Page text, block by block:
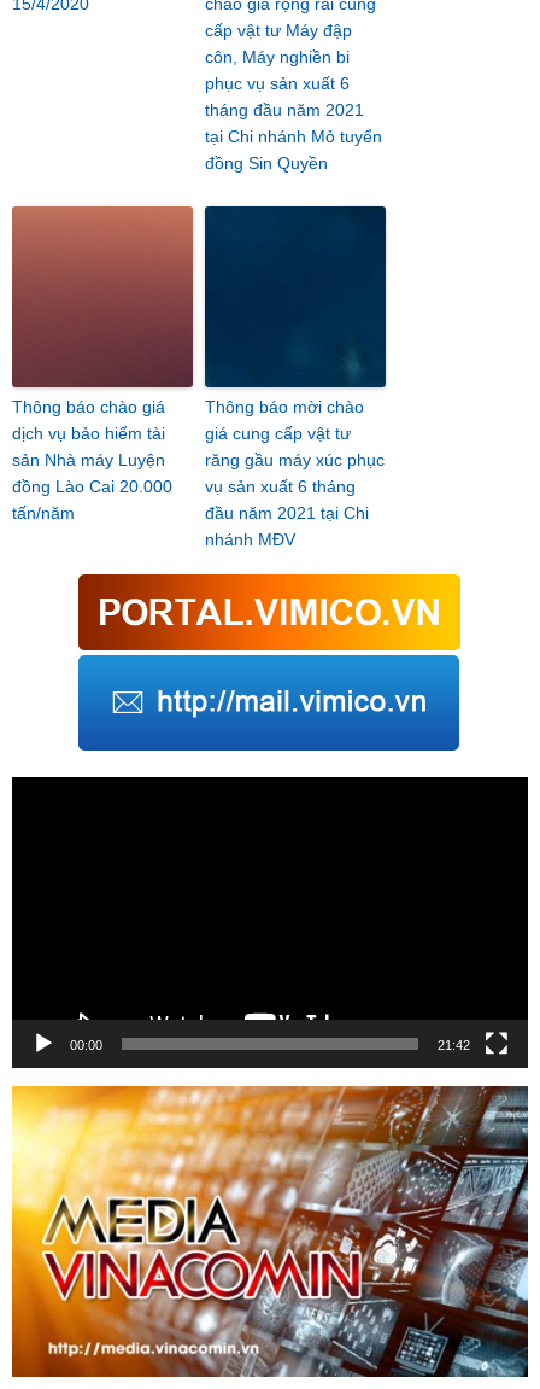
15/4/2020
chào giá rộng rãi cung
cấp vật tư Máy đập
côn, Máy nghiền bi
phục vụ sản xuất 6
tháng đầu năm 2021
tại Chi nhánh Mỏ tuyển
đồng Sin Quyền
Thông báo chào giá
dịch vụ bảo hiểm tài
sản Nhà máy Luyện
đồng Lào Cai 20.000
tấn/năm
Thông báo mời chào
giá cung cấp vật tư
răng gầu máy xúc phục
vụ sản xuất 6 tháng
đầu năm 2021 tại Chi
nhánh MĐV
00:00 21:42